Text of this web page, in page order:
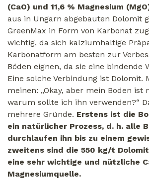
(CaO) und 11,6 % Magnesium
aus in Ungarn abgebauten Dolomit
GreenMax in Form von Karbonat
wichtig, da sich kalziumhaltige
Karbonatform am besten zur
Böden eignen, da sie eine bindende
Eine solche Verbindung ist Dolomit.
meinen: „Okay, aber mein Boden ist
warum sollte ich ihn verwenden?“
mehrere Gründe. Erstens ist die
ein natürlicher Prozess, d. h. alle
durchlaufen ihn bis zu einem
zweitens sind die 550 kg/t
eine sehr wichtige und nützliche
Magnesiumquelle.